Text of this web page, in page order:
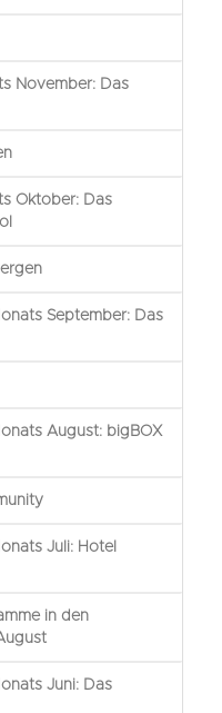
November: Das
Oktober: Das
September: Das
August: bigBOX
Juli: Hotel
in den
Juni: Das